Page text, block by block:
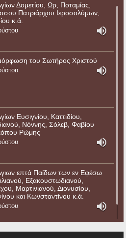
Δομετίου, Ωρ, Ποταμίας,
Πατριάρχου Ιεροσολύμων,
κ.ά.
του Σωτήρος Χριστού
Ευσιγνίου, Καττιδίου,
Νόννης, Σόλεβ, Φαβίου
Ρώμης
επτά Παίδων των εν Εφέσω
Εξακουστωδιανού,
Μαρτινιανού, Διονυσίου,
και Κωνσταντίνου κ.ά.